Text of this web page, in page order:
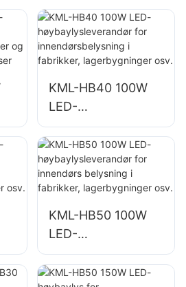
lagerbelysning
KML-FL2C 240W
LED-flomlys
KML-HB40 100W
LED-
høybaylysleverand
ør for
innendørsbelysning
i fabrikker,
KML-HB50 100W
LED-
høybaylysleverand
ør for innendørs